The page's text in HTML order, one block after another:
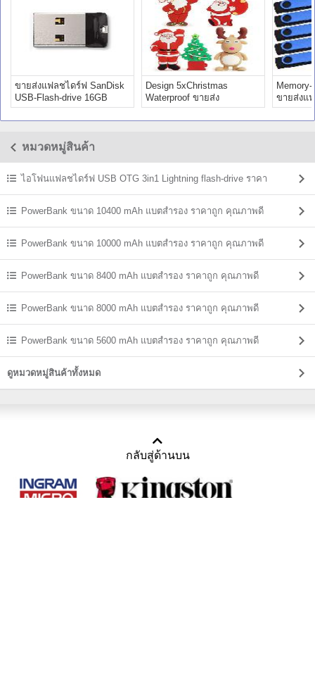
ขายส่งแฟลชไดร์ฟ SanDisk
USB-Flash-drive 16GB
premium 4gb
Design 5xChristmas
Waterproof ขายส่ง
แฟลชไดร์ฟ premium 4gb
ขายส่งแ
ราคาถูก
หมวดหมู่สินค้า
ไอโฟนแฟลชไดร์ฟ USB OTG 3in1 Lightning flash-drive ราคา
PowerBank ขนาด 10400 mAh แบตสํารอง ราคาถูก คุณภาพดี
PowerBank ขนาด 10000 mAh แบตสํารอง ราคาถูก คุณภาพดี
PowerBank ขนาด 8400 mAh แบตสํารอง ราคาถูก คุณภาพดี
PowerBank ขนาด 8000 mAh แบตสํารอง ราคาถูก คุณภาพดี
PowerBank ขนาด 5600 mAh แบตสํารอง ราคาถูก คุณภาพดี
ดูหมวดหมู่สินค้าทั้งหมด
กลับสู่ด้านบน